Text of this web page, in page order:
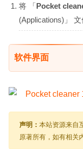
将 「Pocket
(Applications)」
软件界面
声明： 本站资源来自
原著所有，如有相关